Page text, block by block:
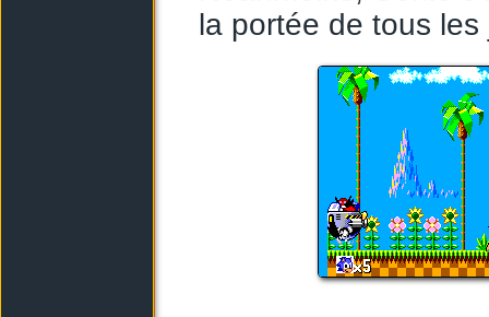
la portée de tous les